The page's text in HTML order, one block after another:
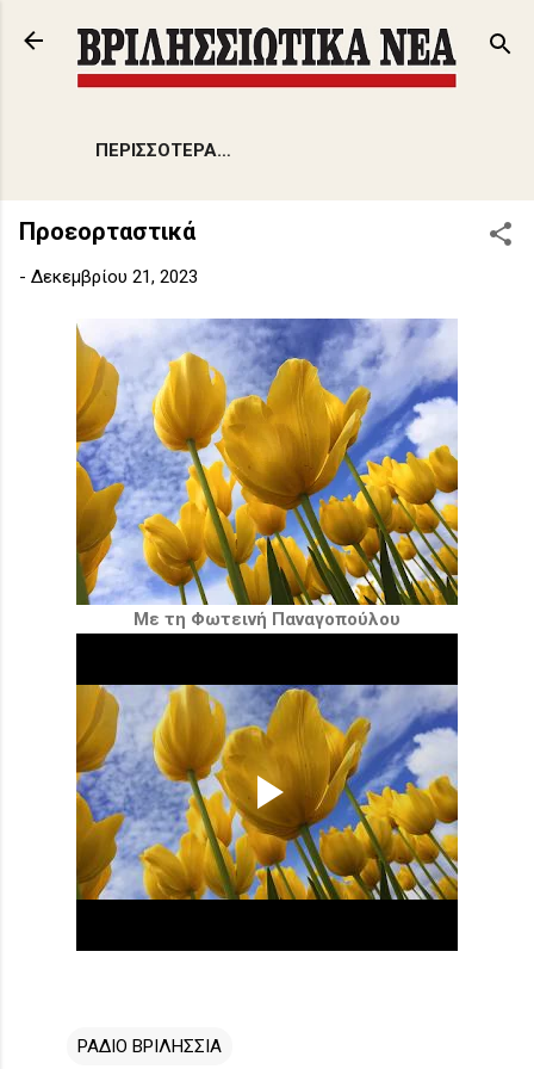
Μετάβαση στο κύριο περιεχόμενο
ΠΕΡΙΣΣΌΤΕΡΑ…
Προεορταστικά
- Δεκεμβρίου 21, 2023
Με τη Φωτεινή Παναγοπούλου
ΡΑΔΙΟ ΒΡΙΛΗΣΣΙΑ